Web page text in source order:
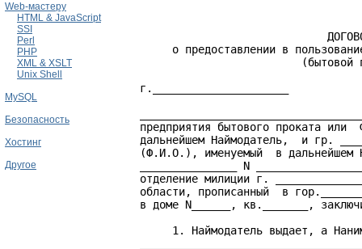
Web-мастеру
HTML & JavaScript
SSI
Perl
PHP
XML & XSLT
Unix Shell
MySQL
Безопасность
Хостинг
Другое
о предоставлении в
(бытовой
г._____________________
предприятия бытового проката
дальнейшем Наймодатель,  и гр.
(Ф.И.О.), именуемый  в дальнейшем
_______________ N
отделение милиции г.
области, прописанный  в
в доме N______, кв._______,
1. Наймодатель выдает, а